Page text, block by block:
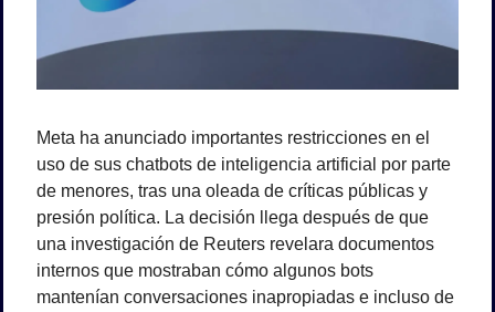
Meta ha anunciado importantes restricciones en el
uso de sus chatbots de inteligencia artificial por parte
de menores, tras una oleada de críticas públicas y
presión política. La decisión llega después de que
una investigación de Reuters revelara documentos
internos que mostraban cómo algunos bots
mantenían conversaciones inapropiadas e incluso de